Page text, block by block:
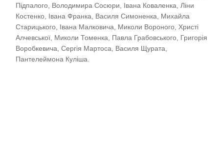
Підпалого, Володимира Сосюри, Івана Коваленка, Ліни
Костенко, Івана Франка, Василя Симоненка, Михайла
Старицького, Івана Малковича, Миколи Вороного, Христі
Алчевської, Миколи Томенка, Павла Грабовського, Григорія
Воробкевича, Сергія Мартоса, Василя Щурата,
Пантелеймона Куліша.